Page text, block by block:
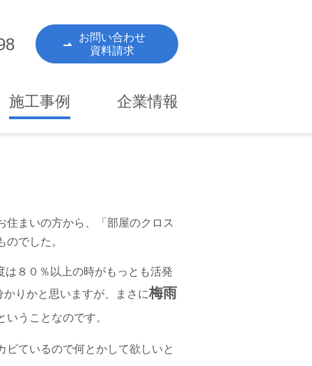
お問い合わせ
資料請求
施工事例 企業情報
まいの方から、「部屋のクロス
でした。
８０％以上の時がもっとも活発
りかと思いますが、まさに梅雨
うことなのです。
ているので何とかして欲しいと